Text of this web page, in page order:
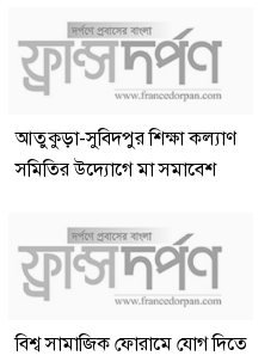
আতুকুড়া-সুবিদপুর শিক্ষা কল্যাণ
সমিতির উদ্যোগে মা সমাবেশ
বিশ্ব সামাজিক ফোরামে যোগ দিতে